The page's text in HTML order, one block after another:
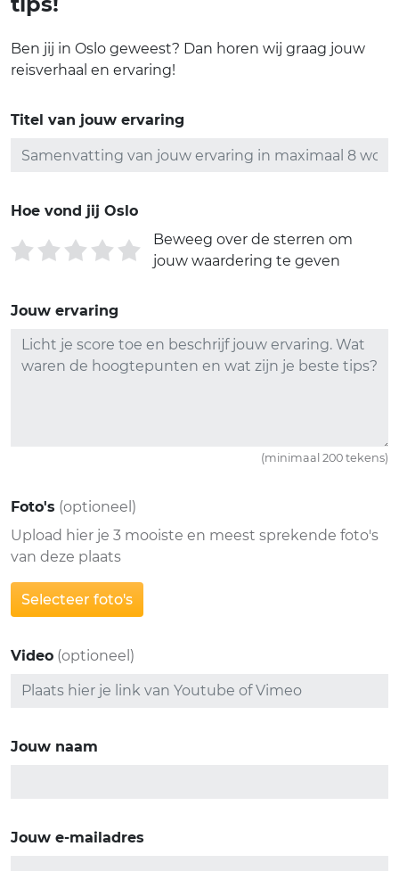
Ben jij in Oslo geweest? Dan horen wij graag jouw
reisverhaal en ervaring!
Titel van jouw ervaring
Hoe vond jij Oslo
Beweeg over de sterren om
jouw waardering te geven
Jouw ervaring
(minimaal 200 tekens)
Foto's (optioneel)
Upload hier je 3 mooiste en meest sprekende foto's
van deze plaats
Selecteer foto's
Video (optioneel)
Jouw naam
Jouw e-mailadres